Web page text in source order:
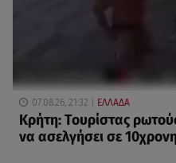
07.08.26, 21:32 ΕΛΛΑΔΑ
Κρήτη: Τουρίστας
να ασελγήσει σε